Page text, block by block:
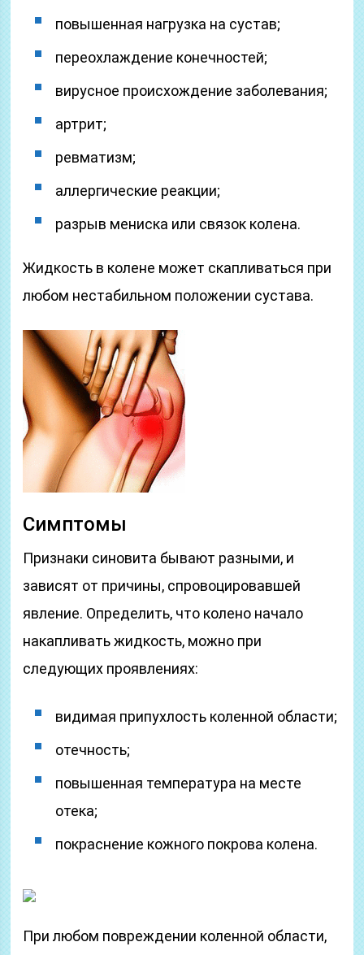
повышенная нагрузка на сустав;
переохлаждение конечностей;
вирусное происхождение заболевания;
артрит;
ревматизм;
аллергические реакции;
разрыв мениска или связок колена.
Жидкость в колене может скапливаться при
любом нестабильном положении сустава.
Симптомы
Признаки синовита бывают разными, и
зависят от причины, спровоцировавшей
явление. Определить, что колено начало
накапливать жидкость, можно при
следующих проявлениях:
видимая припухлость коленной области;
отечность;
повышенная температура на месте
отека;
покраснение кожного покрова колена.
При любом повреждении коленной области,